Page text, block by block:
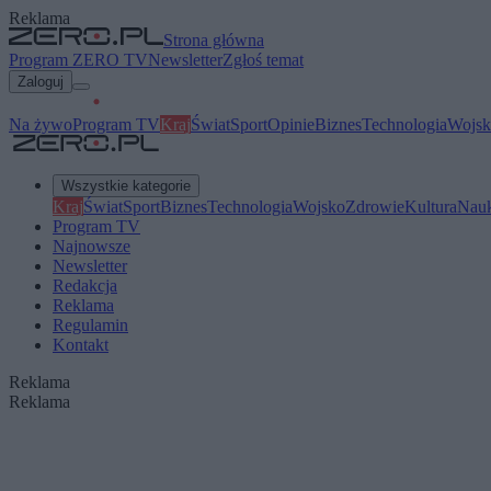
Reklama
Strona główna
Program ZERO TVNewsletterZgłoś temat
Zaloguj
Na żywoProgram TVKrajŚwiatSportOpinieBiznesTechnologia
Wszystkie kategorie
KrajŚwiatSportBiznesTechnologiaWojskoZdrowieKultura
Program TV
Najnowsze
Newsletter
Redakcja
Reklama
Regulamin
Kontakt
Reklama
Reklama